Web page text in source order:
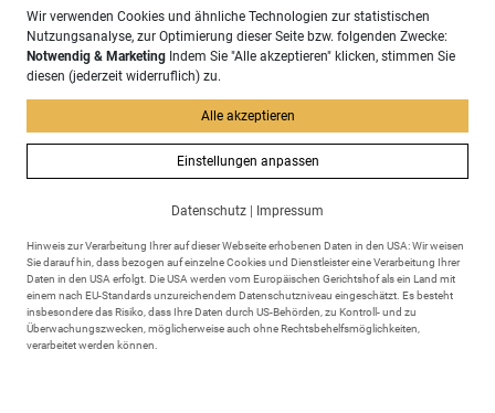
Sachgebiet
Einwohnermeldeamt
Wir verwenden Cookies und ähnliche Technologien zur statistischen
Nutzungsanalyse, zur Optimierung dieser Seite bzw. folgenden Zwecke:
Notwendig & Marketing Indem Sie "Alle akzeptieren" klicken, stimmen Sie
diesen (jederzeit widerruflich) zu.
Alle akzeptieren
Einstellungen anpassen
Datenschutz Impressum
Hinweis zur Verarbeitung Ihrer auf dieser Webseite erhobenen Daten in den USA: Wir weisen
Sie darauf hin, dass bezogen auf einzelne Cookies und Dienstleister eine Verarbeitung Ihrer
Daten in den USA erfolgt. Die USA werden vom Europäischen Gerichtshof als ein Land mit
einem nach EU-Standards unzureichendem Datenschutzniveau eingeschätzt. Es besteht
insbesondere das Risiko, dass Ihre Daten durch US-Behörden, zu Kontroll- und zu
Überwachungszwecken, möglicherweise auch ohne Rechtsbehelfsmöglichkeiten,
verarbeitet werden können.